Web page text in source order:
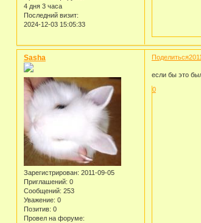
4 дня 3 часа
Последний визит:
2024-12-03 15:05:33
Поделиться
Sasha
Зарегистрирован: 2011-09-05
Приглашений: 0
Сообщений: 253
Уважение: 0
Позитив: 0
Провел на форуме:
если бы это
0